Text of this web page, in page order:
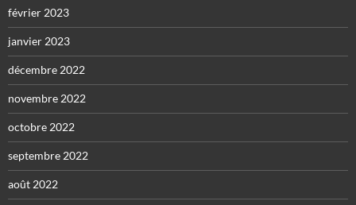
février 2023
janvier 2023
décembre 2022
novembre 2022
octobre 2022
septembre 2022
août 2022